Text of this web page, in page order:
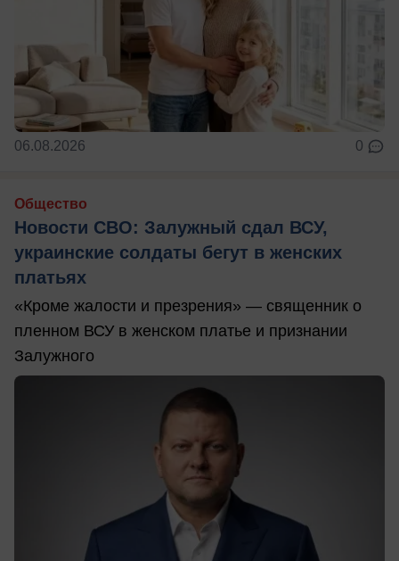
06.08.2026 0
Общество
Новости СВО: Залужный сдал ВСУ,
украинские солдаты бегут в женских
платьях
«Кроме жалости и презрения» — священник о
пленном ВСУ в женском платье и признании
Залужного